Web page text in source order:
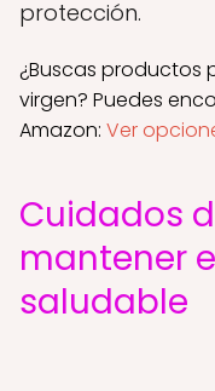
protección.
¿Buscas productos
virgen? Puedes
Amazon: Ver
Cuidados
mantener
saludable